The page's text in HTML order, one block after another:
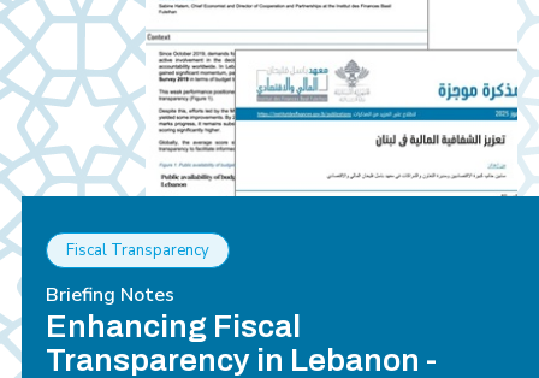
Fiscal Transparency
Briefing Notes
Enhancing Fiscal
Transparency in Lebanon -